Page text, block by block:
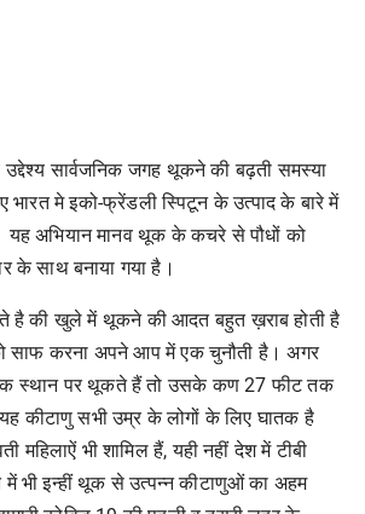
उद्देश्य सार्वजनिक जगह थूकने की बढ़ती समस्या
मे इको-फ्रेंडली स्पिटून के उत्पाद के बारे में
अभियान मानव थूक के कचरे से पौधों को
के साथ बनाया गया है।
है की खुले में थूकने की आदत बहुत ख़राब होती है
साफ करना अपने आप में एक चुनौती है। अगर
स्थान पर थूकते हैं तो उसके कण 27 फीट तक
कीटाणु सभी उम्र के लोगों के लिए घातक है
महिलाऐं भी शामिल हैं, यही नहीं देश में टीबी
में भी इन्हीं थूक से उत्पन्न कीटाणुओं का अहम